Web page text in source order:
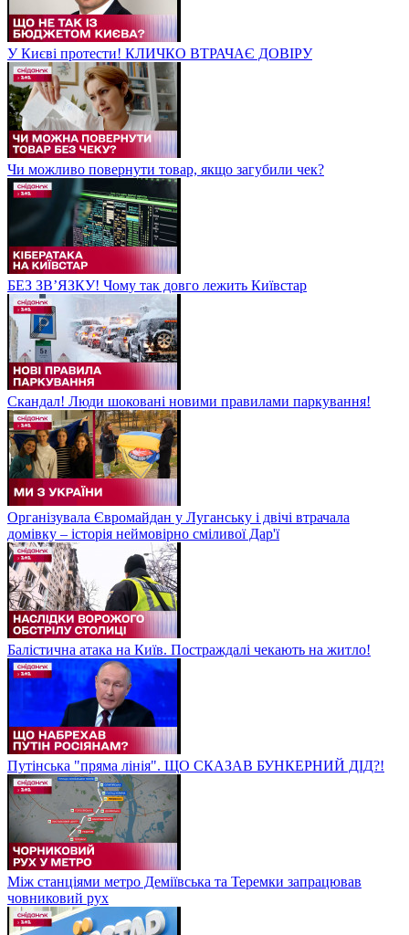
У Києві протести! КЛИЧКО ВТРАЧАЄ ДОВІРУ
Чи можливо повернути товар, якщо загубили чек?
БЕЗ ЗВʼЯЗКУ! Чому так довго лежить Київстар
Скандал! Люди шоковані новими правилами паркування!
Організувала Євромайдан у Луганську і двічі втрачала
домівку – історія неймовірно сміливої Дар'ї
Балістична атака на Київ. Постраждалі чекають на житло!
Путінська "пряма лінія". ЩО СКАЗАВ БУНКЕРНИЙ ДІД?!
Між станціями метро Деміївська та Теремки запрацював
човниковий рух